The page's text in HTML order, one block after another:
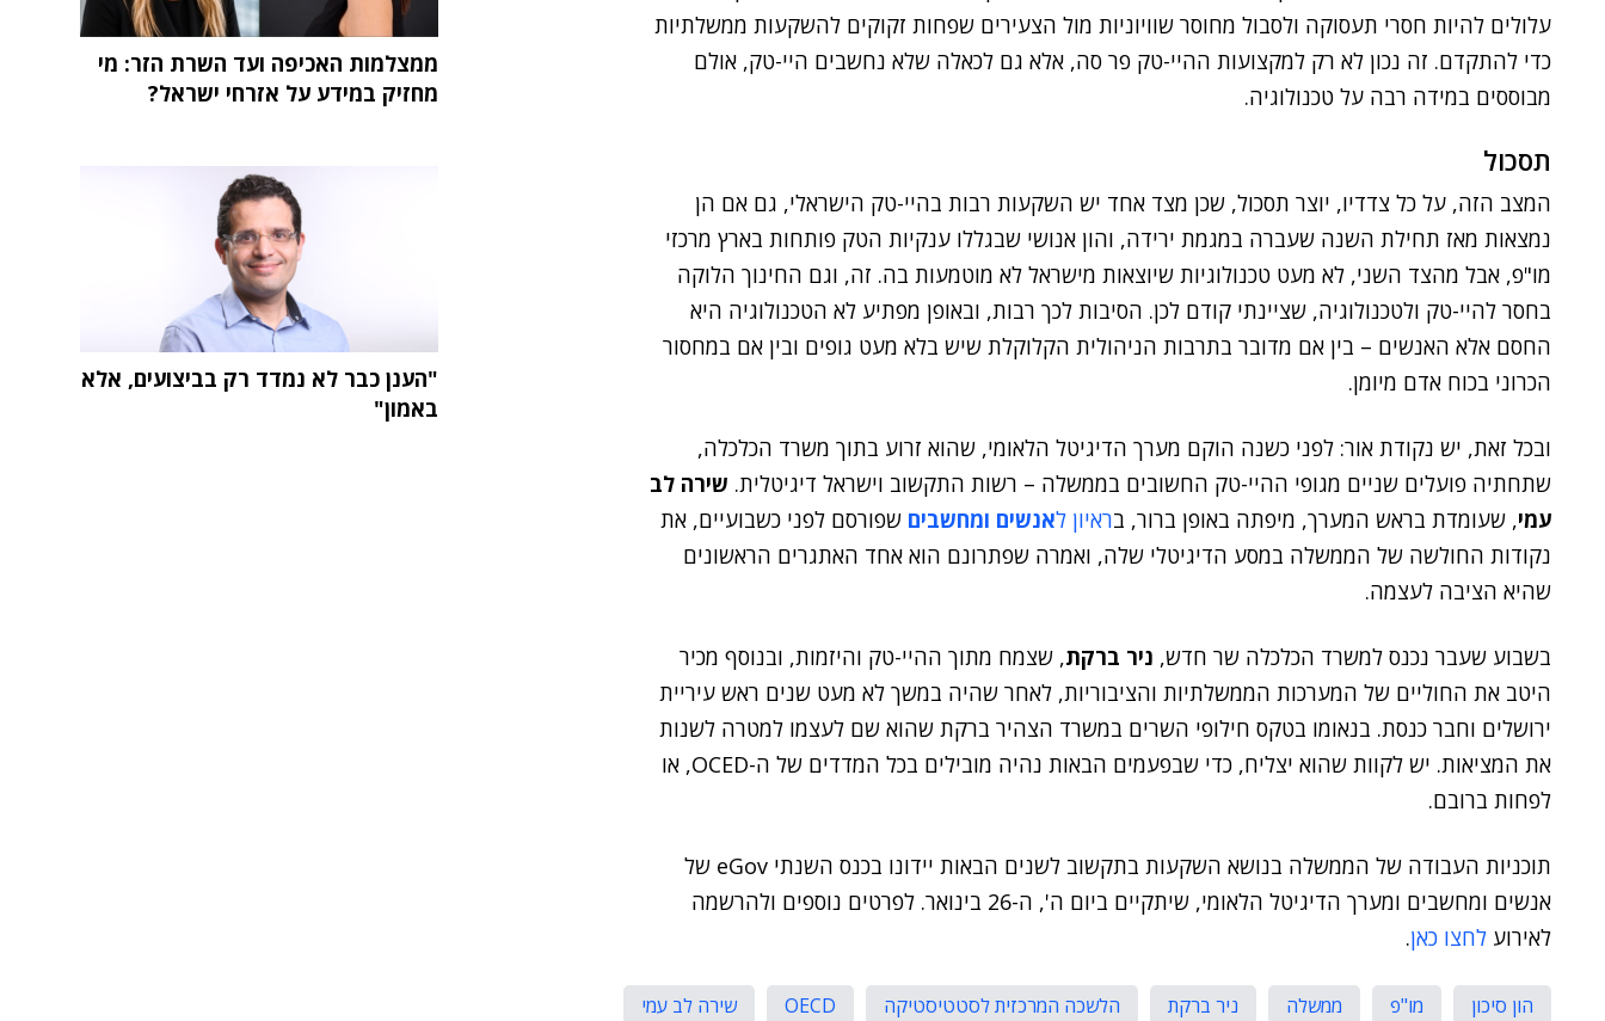
עלולים להיות חסרי תעסוקה ולסבול מחוסר שוויוניות מול הצעירים שפחות זקוקים להשקעות ממשלתיות
כדי להתקדם. זה נכון לא רק למקצועות ההיי-טק פר סה, אלא גם לכאלה שלא נחשבים היי-טק, אולם
מבוססים במידה רבה על טכנולוגיה.
תסכול
המצב הזה, על כל צדדיו, יוצר תסכול, שכן מצד אחד יש השקעות רבות בהיי-טק הישראלי, גם אם הן
נמצאות מאז תחילת השנה שעברה במגמת ירידה, והון אנושי שבגללו ענקיות הטק פותחות בארץ מרכזי
מו"פ, אבל מהצד השני, לא מעט טכנולוגיות שיוצאות מישראל לא מוטמעות בה. זה, וגם החינוך הלוקה
בחסר להיי-טק ולטכנולוגיה, שציינתי קודם לכן. הסיבות לכך רבות, ובאופן מפתיע לא הטכנולוגיה היא
החסם אלא האנשים – בין אם מדובר בתרבות הניהולית הקלוקלת שיש בלא מעט גופים ובין אם במחסור
הכרוני בכוח אדם מיומן.
ובכל זאת, יש נקודת אור: לפני כשנה הוקם מערך הדיגיטל הלאומי, שהוא זרוע בתוך משרד הכלכלה,
שתחתיה פועלים שניים מגופי ההיי-טק החשובים בממשלה – רשות התקשוב וישראל דיגיטלית. שירה לב
עמי, שעומדת בראש המערך, מיפתה באופן ברור, בראיון לאנשים ומחשבים שפורסם לפני כשבועיים, את
נקודות החולשה של הממשלה במסע הדיגיטלי שלה, ואמרה שפתרונם הוא אחד האתגרים הראשונים
שהיא הציבה לעצמה.
בשבוע שעבר נכנס למשרד הכלכלה שר חדש, ניר ברקת, שצמח מתוך ההיי-טק והיזמות, ובנוסף מכיר
היטב את החוליים של המערכות הממשלתיות והציבוריות, לאחר שהיה במשך לא מעט שנים ראש עיריית
ירושלים וחבר כנסת. בנאומו בטקס חילופי השרים במשרד הצהיר ברקת שהוא שם לעצמו למטרה לשנות
את המציאות. יש לקוות שהוא יצליח, כדי שבפעמים הבאות נהיה מובילים בכל המדדים של ה-OCED, או
לפחות ברובם.
תוכניות העבודה של הממשלה בנושא השקעות בתקשוב לשנים הבאות יידונו בכנס השנתי eGov של
אנשים ומחשבים ומערך הדיגיטל הלאומי, שיתקיים ביום ה', ה-26 בינואר. לפרטים נוספים ולהרשמה
לאירוע לחצו כאן.
הון סיכון מו"פ ממשלה ניר ברקת הלשכה המרכזית לסטטיסטיקה OECD
שירה לב עמי
ממצלמות האכיפה ועד השרת הזר: מי
מחזיק במידע על אזרחי ישראל?
"הענן כבר לא נמדד רק בביצועים, אלא
באמון"